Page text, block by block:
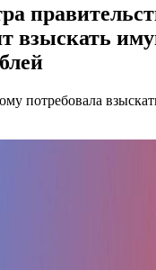
взыскать
потребовала